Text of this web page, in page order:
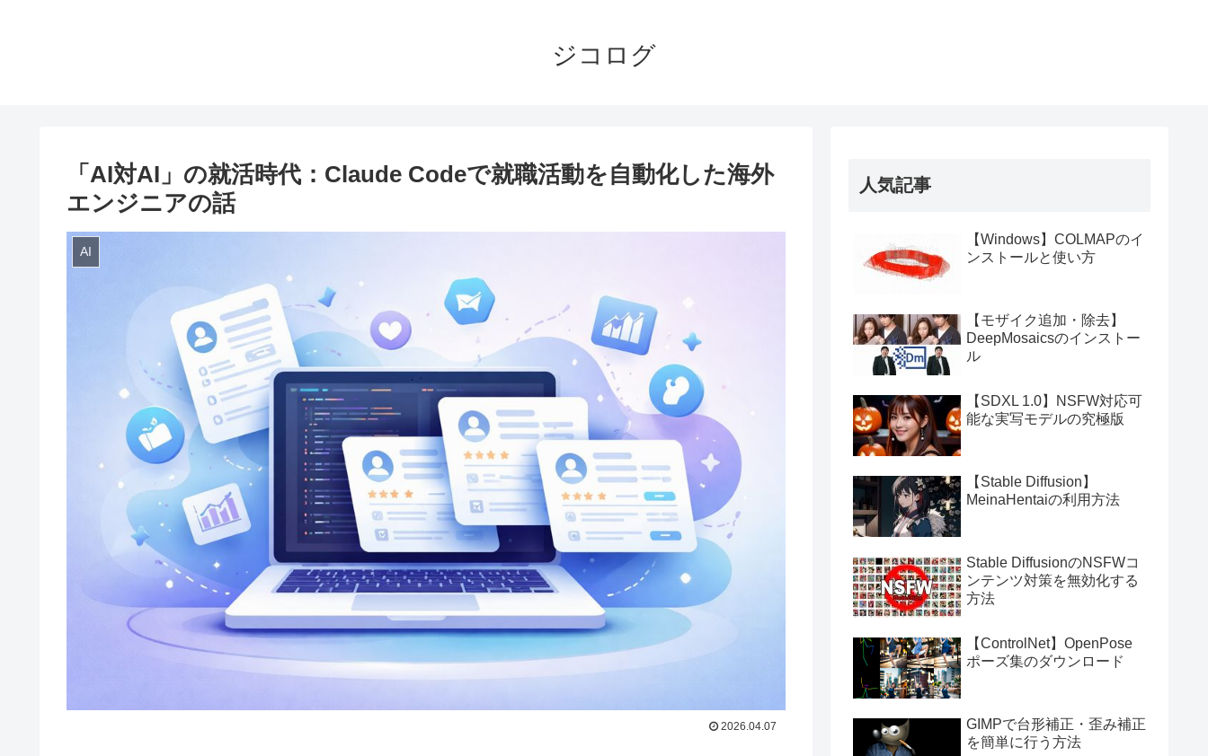
ジコログ
「AI対AI」の就活時代：Claude Codeで就職活動を自動化した海外
エンジニアの話
AI
2026.04.07
人気記事
【Windows】COLMAPのイ
ンストールと使い方
【モザイク追加・除去】
DeepMosaicsのインストー
ル
【SDXL 1.0】NSFW対応可
能な実写モデルの究極版
【Stable Diffusion】
MeinaHentaiの利用方法
Stable DiffusionのNSFWコ
ンテンツ対策を無効化する
方法
【ControlNet】OpenPose
ポーズ集のダウンロード
GIMPで台形補正・歪み補正
を簡単に行う方法